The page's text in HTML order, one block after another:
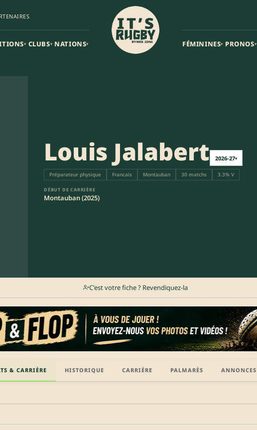
▾ CLUBS▾ NATIONS▾ FÉMININES▾ PRONOS▾
Louis Jalabert 2026-27▾
Préparateur physique Francais Montauban 30 matchs 3.3% V
DÉBUT DE CARRIÈRE
Montauban (2025)
C'est votre fiche ? Revendiquez-la
& CARRIÈRE HISTORIQUE CARRIÈRE PALMARÈS ANNONCES